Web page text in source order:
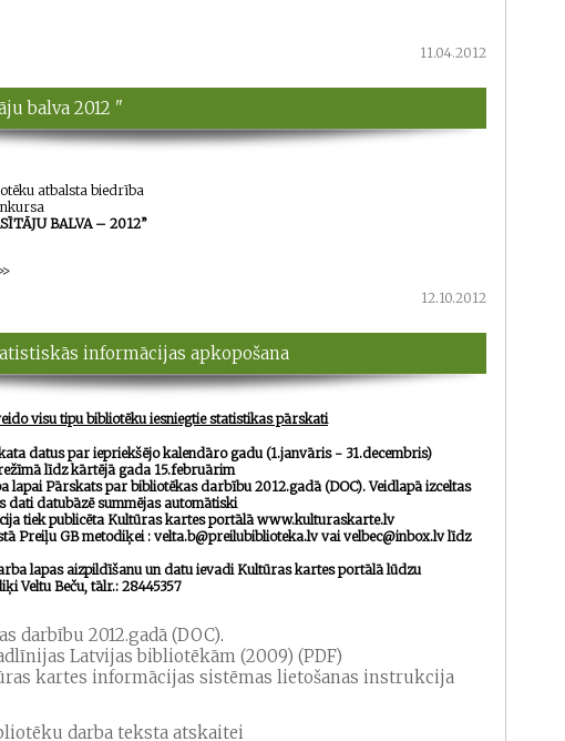
11.04.2012
balva 2012 "
atbalsta biedrība
BALVA – 2012”
12.10.2012
informācijas apkopošana
visu tipu bibliotēku iesniegtie statistikas pārskati
datus par iepriekšējo kalendāro gadu (1.janvāris - 31.decembris)
līdz kārtējā gada 15.februārim
lapaiPārskats par bibliotēkas darbību 2012.gadā (DOC). Veidlapā izceltas
datubāzē summējas automātiski
tiek publicēta Kultūras kartes portālāwww.kulturaskarte.lv
Preiļu GB metodiķei :velta.b@preilubiblioteka.lvvaivelbec@inbox.lvlīdz
lapas aizpildīšanu un datu ievadi Kultūras kartes portālā lūdzu
Veltu Beču, tālr.: 28445357
darbību 2012.gadā (DOC).
Latvijas bibliotēkām (2009) (PDF)
kartes informācijas sistēmas lietošanas instrukcija
darba teksta atskaitei